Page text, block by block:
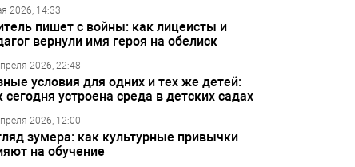
2026, 14:33
пишет с войны: как лицеисты и
вернули имя героя на обелиск
2026, 22:48
условия для одних и тех же детей:
сегодня устроена среда в детских садах
2026, 12:00
зумера: как культурные привычки
на обучение